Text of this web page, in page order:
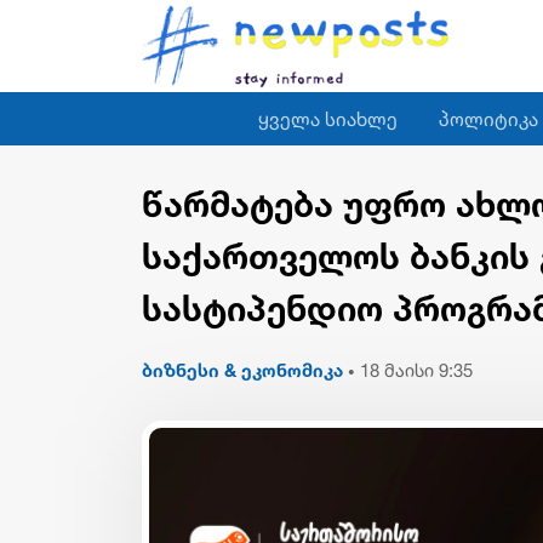
ყველა სიახლე პოლიტიკა
წარმატება უფრო
საქართველოს
სასტიპენდიო
ბიზნესი & ეკონომიკა • 18 მაისი 9:35